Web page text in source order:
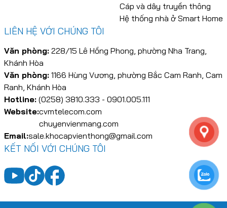
Cáp và dây truyền thông
Hệ thống nhà ở Smart Home
LIÊN HỆ VỚI CHÚNG TÔI
Văn phòng: 228/15 Lê Hồng Phong, phường Nha Trang,
Khánh Hòa
Văn phòng: 1166 Hùng Vương, phường Bắc Cam Ranh, Cam
Ranh, Khánh Hòa
Hotline: (0258) 3810.333 - 0901.005.111
Website:cvmtelecom.com
chuyenvienmang.com
Email:sale.khocapvienthong@gmail.com
KẾT NỐI VỚI CHÚNG TÔI